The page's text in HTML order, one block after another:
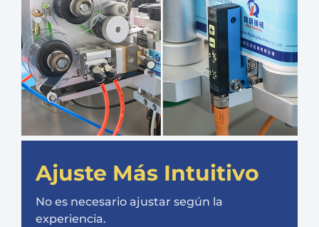
Ajuste Más Intuitivo
No es necesario ajustar según la
experiencia.